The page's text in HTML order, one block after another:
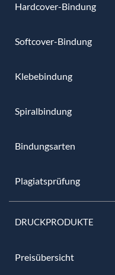
Hardcover-Bindung
Softcover-Bindung
Klebebindung
Spiralbindung
Bindungsarten
Plagiatsprüfung
DRUCKPRODUKTE
Preisübersicht